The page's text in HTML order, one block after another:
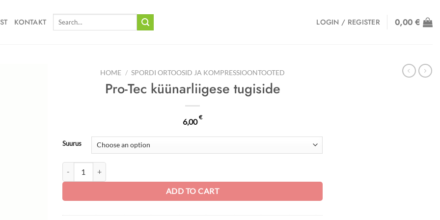
KONTAKT
Search
LOGIN / REGISTER 0,00€
HOME / SPORDI ORTOOSID JA KOMPRESSIOONTOOTED
Pro-Tec küünarliigese tugiside
6,00€
Suurus
ADD TO CART